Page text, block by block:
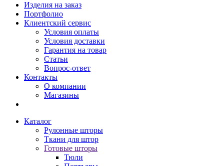
Изделия на заказ
Портфолио
Клиентский сервис
Условия оплаты
Условия доставки
Гарантия на товар
Статьи
Вопрос-ответ
Контакты
О компании
Магазины
Каталог
Рулонные шторы
Ткани для штор
Готовые шторы
Тюли